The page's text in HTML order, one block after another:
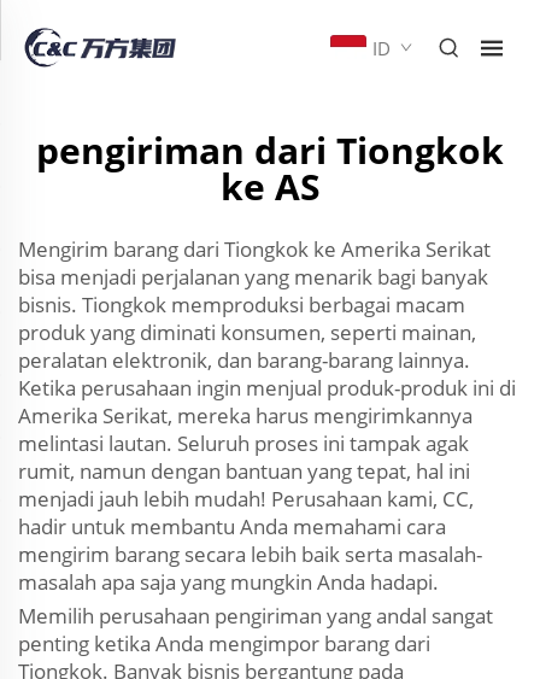
ID
pengiriman dari Tiongkok
ke AS
Mengirim barang dari Tiongkok ke Amerika Serikat
bisa menjadi perjalanan yang menarik bagi banyak
bisnis. Tiongkok memproduksi berbagai macam
produk yang diminati konsumen, seperti mainan,
peralatan elektronik, dan barang-barang lainnya.
Ketika perusahaan ingin menjual produk-produk ini di
Amerika Serikat, mereka harus mengirimkannya
melintasi lautan. Seluruh proses ini tampak agak
rumit, namun dengan bantuan yang tepat, hal ini
menjadi jauh lebih mudah! Perusahaan kami, CC,
hadir untuk membantu Anda memahami cara
mengirim barang secara lebih baik serta masalah-
masalah apa saja yang mungkin Anda hadapi.
Memilih perusahaan pengiriman yang andal sangat
penting ketika Anda mengimpor barang dari
Tiongkok. Banyak bisnis bergantung pada